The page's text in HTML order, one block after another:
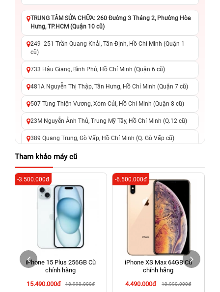
TRUNG TÂM SỬA CHỮA: 260 Đường 3 Tháng 2, Phường Hòa
Hưng, TP.HCM (Quận 10 cũ)
249 -251 Trần Quang Khải, Tân Định, Hồ Chí Minh (Quận 1
cũ)
733 Hậu Giang, Bình Phú, Hồ Chí Minh (Quận 6 cũ)
481A Nguyễn Thị Thập, Tân Hưng, Hồ Chí Minh (Quận 7 cũ)
507 Tùng Thiện Vương, Xóm Củi, Hồ Chí Minh (Quận 8 cũ)
23M Nguyễn Ảnh Thủ, Trung Mỹ Tây, Hồ Chí Minh (Q.12 cũ)
389 Quang Trung, Gò Vấp, Hồ Chí Minh (Q. Gò Vấp cũ)
625 - 625A Âu Cơ, Tân Phú, Hồ Chí Minh (Quận Tân Phú cũ)
326 Lê Văn Việt, Tăng Nhơn Phú, Hồ Chí Minh (Q.9 TP. Thủ
Đức cũ)
256 Võ Văn Ngân, Thủ Đức, Hồ Chí Minh (Bình Thọ, TP. Thủ
70 Nguyễn An Ninh, Dĩ An, Hồ Chí Minh (Bình Dương Cũ)
24h Vũng Tàu: 162A Ba Cu, Vũng Tàu, Hồ Chí Minh (TP. Vũng
Tàu cũ)
198 Hoàng Văn Thụ, Tân Sơn Nhất, Hồ Chí Minh (Tân Bình
Tham khảo máy cũ
iPhone 15 Plus 256GB Cũ
chính hãng
15.490.000đ
18.990.000đ
-3.500.000đ
iPhone XS Max 64GB Cũ
chính hãng
4.490.000đ
10.990.000đ
-6.500.000đ